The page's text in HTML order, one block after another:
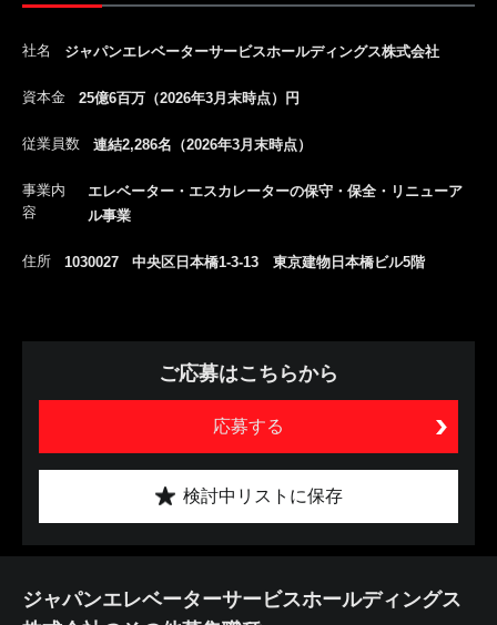
社名 ジャパンエレベーターサービスホールディングス株式会社
資本金 25億6百万（2026年3月末時点）円
従業員数 連結2,286名（2026年3月末時点）
事業内
容
エレベーター・エスカレーターの保守・保全・リニューア
ル事業
住所 1030027 中央区日本橋1-3-13 東京建物日本橋ビル5階
ご応募はこちらから
応募する
検討中リストに保存
ジャパンエレベーターサービスホールディングス